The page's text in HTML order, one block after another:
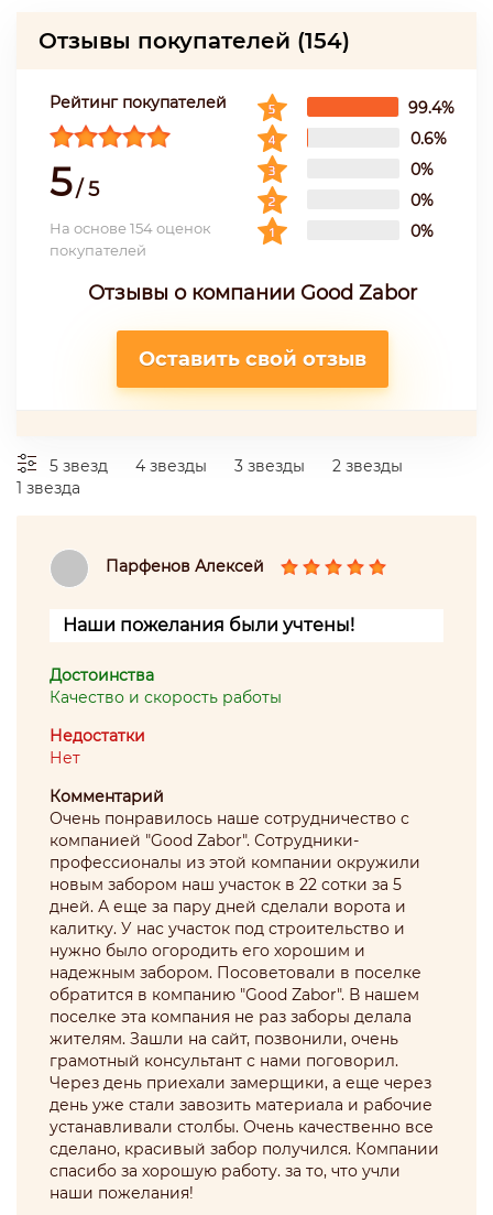
Отзывы покупателей (154)
Рейтинг покупателей
5/5
На основе 154 оценок
покупателей
99.4%
0.6%
0%
0%
0%
Отзывы о компании Good Zabor
Оставить свой отзыв
5 звезд 4 звезды 3 звезды
2 звезды
1 звезда
Парфенов Алексей
Наши пожелания были учтены!
Достоинства
Качество и скорость работы
Недостатки
Нет
Комментарий
Очень понравилось наше сотрудничество с
компанией "Good Zabor". Сотрудники-
профессионалы из этой компании окружили
новым забором наш участок в 22 сотки за 5
дней. А еще за пару дней сделали ворота и
калитку. У нас участок под строительство и
нужно было огородить его хорошим и
надежным забором. Посоветовали в поселке
обратится в компанию "Good Zabor". В нашем
поселке эта компания не раз заборы делала
жителям. Зашли на сайт, позвонили, очень
грамотный консультант с нами поговорил.
Через день приехали замерщики, а еще через
день уже стали завозить материала и рабочие
устанавливали столбы. Очень качественно все
сделано, красивый забор получился. Компании
спасибо за хорошую работу. за то, что учли
наши пожелания!